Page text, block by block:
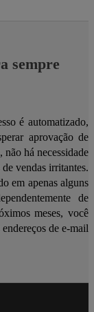
sempre
é automatizado,
aprovação de
, não há necessidade
vendas irritantes.
em apenas alguns
de
meses, você
de e-mail